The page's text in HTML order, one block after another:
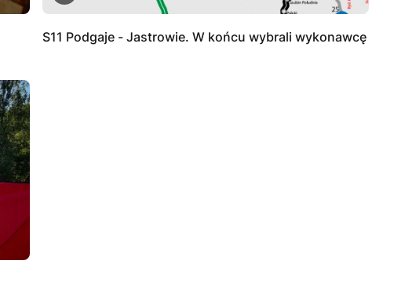
S11 Podgaje - Jastrowie. W końcu wybrali wykonawcę